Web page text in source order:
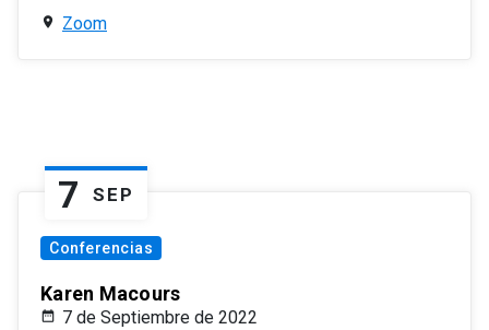
Zoom
7 SEP
Conferencias
Karen Macours
7 de Septiembre de 2022